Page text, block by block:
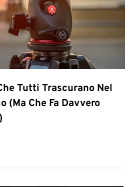
Tutti Trascurano Nel
(ma Che Fa Davvero